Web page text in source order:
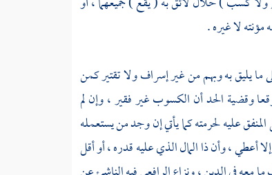
لا غيره .
ما يليق به وبهم من غير إسراف ولا تقتير كمن
وقضية الحد أن الكسوب غير فقير ، وإن لم
عليه لحرمته كما يأتي إن وجد من يستعمله
أعطي ، وأن ذا المال الذي عليه قدره ، أو أقل